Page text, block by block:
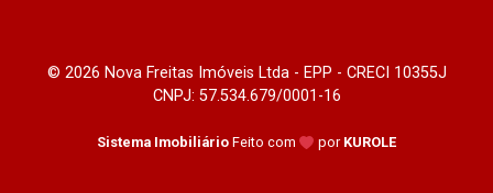
© 2026 Nova Freitas Imóveis Ltda - EPP - CRECI 10355J
CNPJ: 57.534.679/0001-16
Sistema Imobiliário Feito com por KUROLE